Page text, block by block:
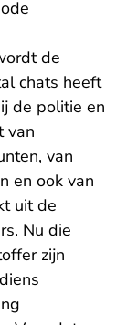
de
chats heeft
de politie en
van
van
en ook van
uit de
Nu die
zijn